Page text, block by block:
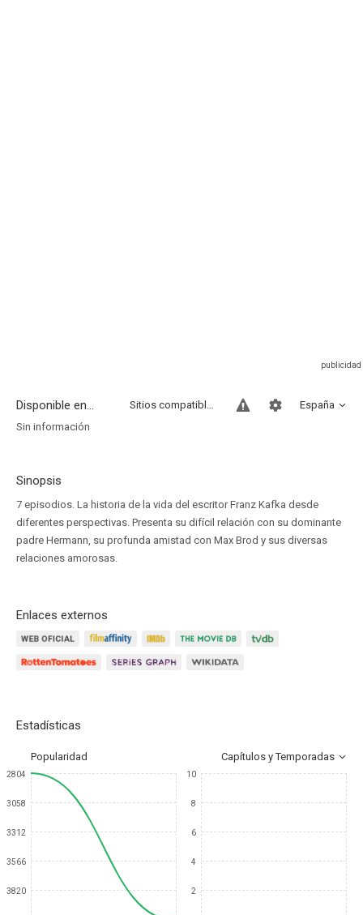
Disponible en... España
Sitios compatibles
Sin información
Sinopsis
7 episodios. La historia de la vida del escritor Franz Kafka desde
diferentes perspectivas. Presenta su difícil relación con su dominante
padre Hermann, su profunda amistad con Max Brod y sus diversas
relaciones amorosas.
Enlaces externos
Estadísticas
Popularidad Capítulos y Temporadas
2804
3058
3312
3566
3820
10
8
6
4
2